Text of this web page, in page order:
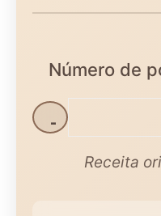
Número de
-
Receita